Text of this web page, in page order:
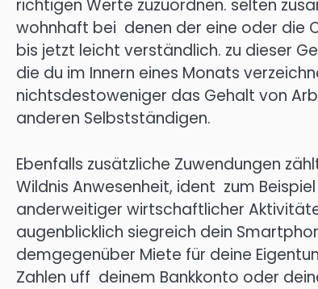
richtigen Werte zuzuordnen. selten
wohnhaft bei denen der eine oder die
bis jetzt leicht verständlich. zu dieser
die du im Innern eines Monats
nichtsdestoweniger das Gehalt von
anderen Selbstständigen.
Ebenfalls zusätzliche Zuwendungen
Wildnis Anwesenheit, ident zum
anderweitiger wirtschaftlicher
augenblicklich siegreich dein
demgegenüber Miete für deine
Zahlen uff deinem Bankkonto oder